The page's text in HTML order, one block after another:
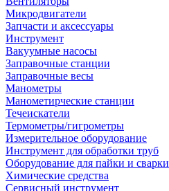
Микродвигатели
Запчасти и аксессуары
Инструмент
Вакуумные насосы
Заправочные станции
Заправочные весы
Манометры
Манометирческие станции
Течеискатели
Термометры/гигрометры
Измерительное оборудование
Инструмент для обработки труб
Оборудование для пайки и сварки
Химические средства
Сервисный инструмент